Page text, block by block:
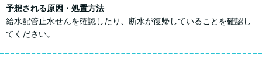
予想される原因・処置方法
給水配管止水せんを確認したり、断水が復帰していることを確認し
てください。